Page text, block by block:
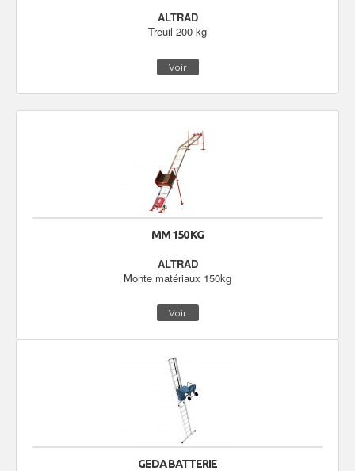
ALTRAD
Treuil 200 kg
Voir
MM 150 KG
ALTRAD
Monte matériaux 150kg
Voir
GEDA BATTERIE